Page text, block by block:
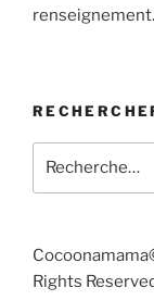
renseignement.
pour
Rights